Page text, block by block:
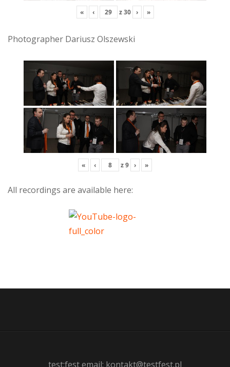
« ‹ z30 › »
Photographer Dariusz Olszewski
« ‹ z9 › »
All recordings are available here:
test:fest email: kontakt@testfest.pl